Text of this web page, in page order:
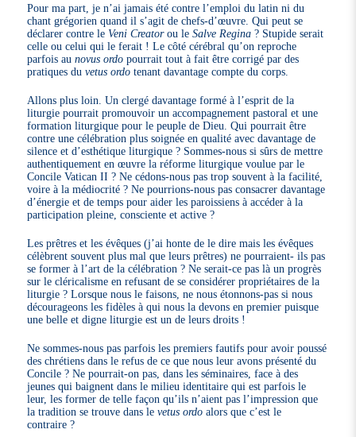
Pour ma part, je n’ai jamais été contre l’emploi du latin ni du
chant grégorien quand il s’agit de chefs-d’œuvre. Qui peut se
déclarer contre le Veni Creatorou leSalve Regina ? Stupide serait
celle ou celui qui le ferait ! Le côté cérébral qu’on reproche
parfois aunovus ordo pourrait tout à fait être corrigé par des
pratiques duvetus ordo tenant davantage compte du corps.
Allons plus loin. Un clergé davantage formé à l’esprit de la
liturgie pourrait promouvoir un accompagnement pastoral et une
formation liturgique pour le peuple de Dieu. Qui pourrait être
contre une célébration plus soignée en qualité avec davantage de
silence et d’esthétique liturgique ? Sommes-nous si sûrs de mettre
authentiquement en œuvre la réforme liturgique voulue par le
Concile Vatican II ? Ne cédons-nous pas trop souvent à la facilité,
voire à la médiocrité ? Ne pourrions-nous pas consacrer davantage
d’énergie et de temps pour aider les paroissiens à accéder à la
participation pleine, consciente et active ?
Les prêtres et les évêques (j’ai honte de le dire mais les évêques
célèbrent souvent plus mal que leurs prêtres) ne pourraient- ils pas
se former à l’art de la célébration ? Ne serait-ce pas là un progrès
sur le cléricalisme en refusant de se considérer propriétaires de la
liturgie ? Lorsque nous le faisons, ne nous étonnons-pas si nous
décourageons les fidèles à qui nous la devons en premier puisque
une belle et digne liturgie est un de leurs droits !
Ne sommes-nous pas parfois les premiers fautifs pour avoir poussé
des chrétiens dans le refus de ce que nous leur avons présenté du
Concile ? Ne pourrait-on pas, dans les séminaires, face à des
jeunes qui baignent dans le milieu identitaire qui est parfois le
leur, les former de telle façon qu’ils n’aient pas l’impression que
la tradition se trouve dans levetus ordo alors que c’est le
contraire ?